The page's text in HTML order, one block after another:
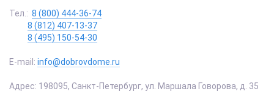
Тел.: 8 (800) 444-36-74
8 (812) 407-13-37
8 (495) 150-54-30
E-mail: info@dobrovdome.ru
Адрес: 198095, Санкт-Петербург, ул. Маршала Говорова, д. 35